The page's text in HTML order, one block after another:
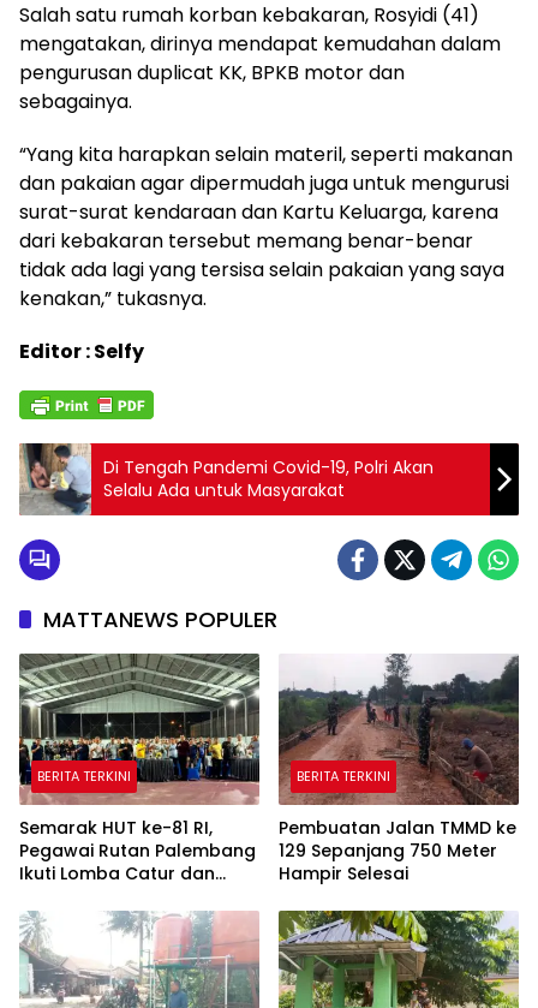
Salah satu rumah korban kebakaran, Rosyidi (41)
mengatakan, dirinya mendapat kemudahan dalam
pengurusan duplicat KK, BPKB motor dan
sebagainya.
“Yang kita harapkan selain materil, seperti makanan
dan pakaian agar dipermudah juga untuk mengurusi
surat-surat kendaraan dan Kartu Keluarga, karena
dari kebakaran tersebut memang benar-benar
tidak ada lagi yang tersisa selain pakaian yang saya
kenakan,” tukasnya.
Editor : Selfy
Di Tengah Pandemi Covid-19, Polri Akan
Selalu Ada untuk Masyarakat
MATTANEWS POPULER
BERITA TERKINI
Semarak HUT ke-81 RI,
Pegawai Rutan Palembang
Ikuti Lomba Catur dan
BERITA TERKINI
Pembuatan Jalan TMMD ke
129 Sepanjang 750 Meter
Hampir Selesai